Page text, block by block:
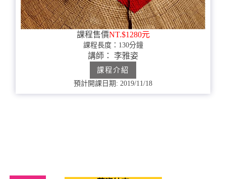
課程售價NT.$1280元
課程長度：130分鐘
講師： 李雅姿
課程介紹
預計開課日期: 2019/11/18